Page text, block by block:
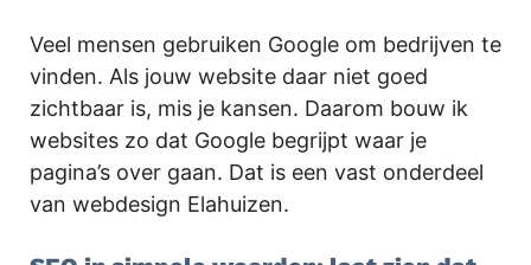
Veel mensen gebruiken Google om bedrijven te
vinden. Als jouw website daar niet goed
zichtbaar is, mis je kansen. Daarom bouw ik
websites zo dat Google begrijpt waar je
pagina’s over gaan. Dat is een vast onderdeel
van webdesign Elahuizen.